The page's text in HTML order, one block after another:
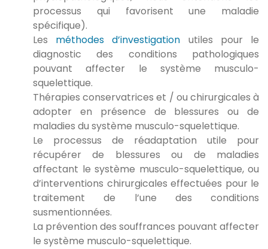
processus qui favorisent une maladie
spécifique).
Les méthodes d’investigation utiles pour le
diagnostic des conditions pathologiques
pouvant affecter le système musculo-
squelettique.
Thérapies conservatrices et / ou chirurgicales à
adopter en présence de blessures ou de
maladies du système musculo-squelettique.
Le processus de réadaptation utile pour
récupérer de blessures ou de maladies
affectant le système musculo-squelettique, ou
d’interventions chirurgicales effectuées pour le
traitement de l’une des conditions
susmentionnées.
La prévention des souffrances pouvant affecter
le système musculo-squelettique.